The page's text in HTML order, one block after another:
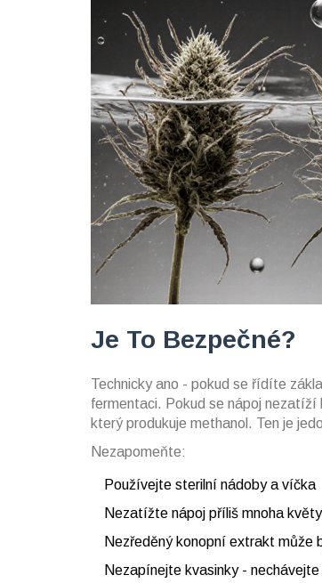
Je To Bezpečné?
Technicky ano - pokud se řídíte
fermentaci. Pokud se nápoj nezatíží
který produkuje methanol. Ten je
Nezapomeňte:
Používejte sterilní nádoby a víčka
Nezatížte nápoj příliš mnoha
Nezředěný konopní extrakt může
Nezapínejte kvasinky -